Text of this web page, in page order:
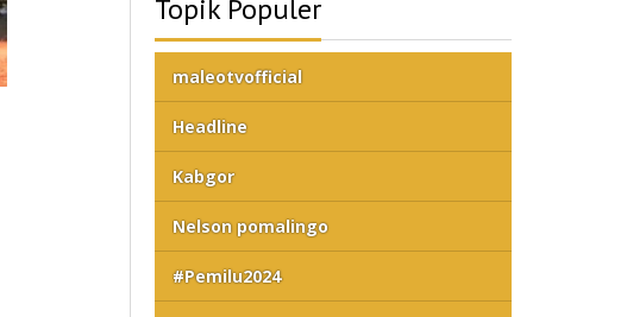
Topik Populer
maleotvofficial
Headline
Kabgor
Nelson pomalingo
#Pemilu2024